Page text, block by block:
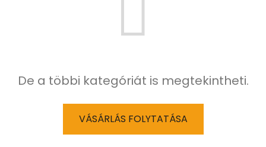
De a többi kategóriát is megtekintheti.
VÁSÁRLÁS FOLYTATÁSA